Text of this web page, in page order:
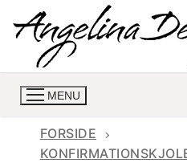
indhold
MENU
FORSIDE